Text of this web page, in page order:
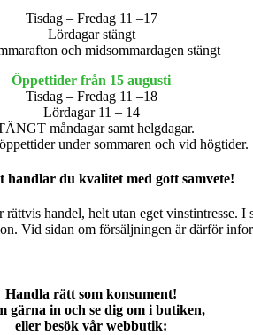
Tisdag – Fredag 11 –17
Lördagar stängt
och midsommardagen stängt
Öppettider från 15 augusti
Tisdag – Fredag 11 –18
Lördagar 11 – 14
måndagar samt helgdagar.
under sommaren och vid högtider.
handlar du kvalitet med gott samvete!
rättvis handel, helt utan eget vinstintresse.
Vid sidan om försäljningen är därför
Handla rätt som konsument!
gärna in och se dig om i butiken,
eller besök vår webbutik: